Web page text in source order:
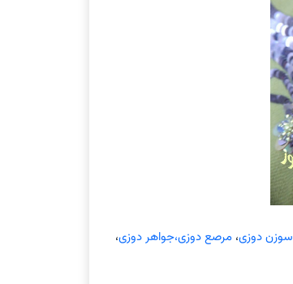
سوزن دوزی،مرصع دوزی،جواهر دوزی،